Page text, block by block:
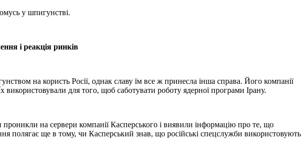
у шпигунстві.
і реакція ринків
на користь Росії, однак славу їм все ж принесла інша справа. Його компанії
використовували для того, щоб саботувати роботу ядерної програми Ірану.
на сервери компанії Касперського і виявили інформацію про те, що
ще в тому, чи Касперський знав, що російські спецслужби використовують